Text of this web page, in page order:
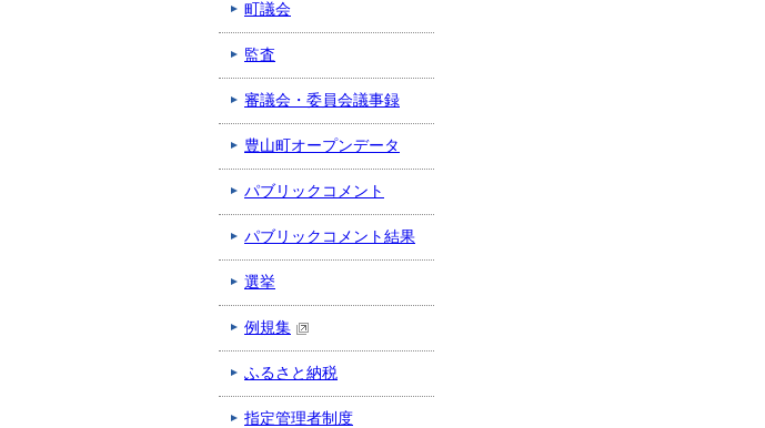
町議会
監査
審議会・委員会議事録
豊山町オープンデータ
パブリックコメント
パブリックコメント結果
選挙
例規集
ふるさと納税
指定管理者制度